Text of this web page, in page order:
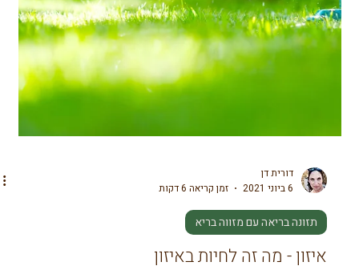
5 באוג׳ 2021
זמן קריאה 2 דקות
תזונה בריאה עם מזווה בריא
מזונות על - סופר פוד
כמות מעטה עם איכויות רבות לגוף. אצות הים – נורי, קלפ, היזיקי,
וואקמה, קומבו, ארמה, סיקורה/ חסת הים, אולווה, אגר. אצות אגמים –
ספירולינה, כלורלה, אצה כחולה ירוקה. אצות ים ואצות אגמים בעלי מגוון
ויטמין. מבין הויטמינים והמינרלים הקיימים באצה: סידן, אשלגן, ברזל, זרחן,
וקלפ. האצה מכילה כמות נכבדת של כלורופיל מהפיגמנט הירוק בטא
קרוטין שהוא ויטמין A, חו